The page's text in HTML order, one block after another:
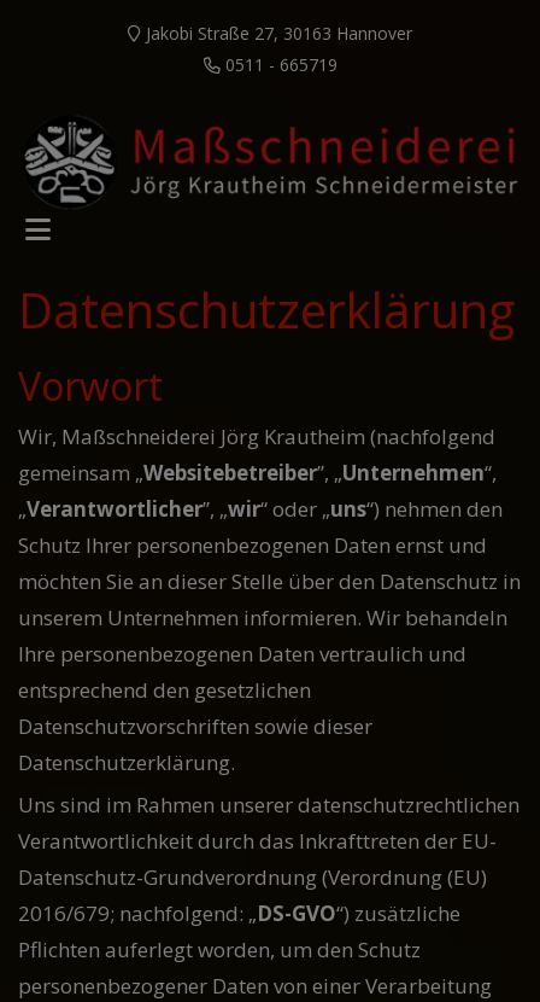
Jakobi Straße 27, 30163 Hannover
0511 - 665719
Datenschutzerklärung
Vorwort
Wir, Maßschneiderei Jörg Krautheim (nachfolgend
gemeinsam „Websitebetreiber”, „Unternehmen“,
„Verantwortlicher”, „wir“ oder „uns“) nehmen den
Schutz Ihrer personenbezogenen Daten ernst und
möchten Sie an dieser Stelle über den Datenschutz in
unserem Unternehmen informieren. Wir behandeln
Ihre personenbezogenen Daten vertraulich und
entsprechend den gesetzlichen
Datenschutzvorschriften sowie dieser
Datenschutzerklärung.
Uns sind im Rahmen unserer datenschutzrechtlichen
Verantwortlichkeit durch das Inkrafttreten der EU-
Datenschutz-Grundverordnung (Verordnung (EU)
2016/679; nachfolgend: „DS-GVO“) zusätzliche
Pflichten auferlegt worden, um den Schutz
personenbezogener Daten von einer Verarbeitung